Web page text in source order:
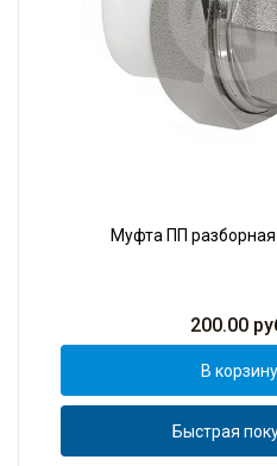
Муфта ПП
200.00
В корзину
Быстрая